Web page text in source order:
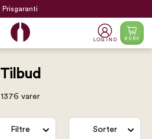
Prisgaranti
LOG IND KURV
Tilbud
1376 varer
Filtre Sorter